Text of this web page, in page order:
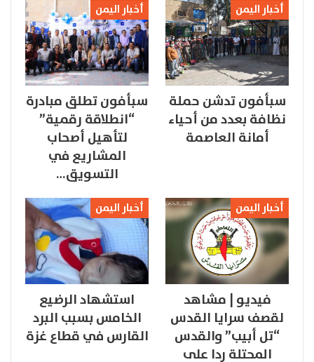
أخبار اليمن
سبأفون تدشن حملة
نظافة بعدد من أحياء
أمانة العاصمة
أخبار اليمن
سبأفون تطلق مبادرة
“انطلاقة رقمية”
لتأهيل أصحاب
المشاريع في
التسويق…
أخبار اليمن
فيديو | مشاهد
لقصف سرايا القدس
“تل أبيب” والقدس
المحتلة ردا على
أخبار اليمن
استشهاد الرضيع
الخامس بسبب البرد
القارس في قطاع غزة